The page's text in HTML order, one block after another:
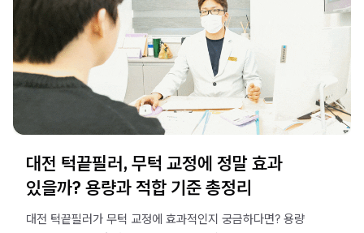
대전 턱끝필러, 무턱 교정에 정말 효과
있을까? 용량과 적합 기준 총정리
대전 턱끝필러가 무턱 교정에 효과적인지 궁금하다면? 용량